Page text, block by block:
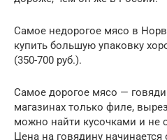
Самое недорогое мясо в
купить большую упаковку
(350-700 руб.).
Самое дорогое мясо —
магазинах только филе,
можно найти кусочками и не
Цена на говядину